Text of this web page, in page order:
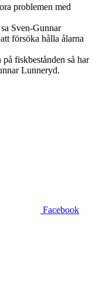
problemen med
Sven-Gunnar
försöka hålla ålarna
fiskbestånden så har
Lunneryd.
Facebook